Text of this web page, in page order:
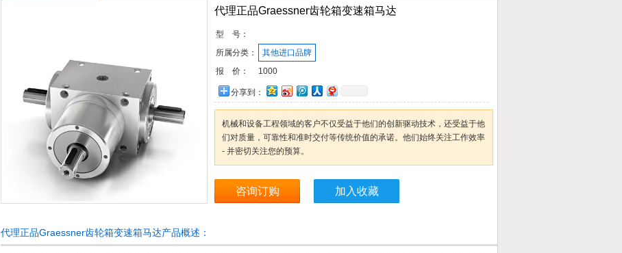
代理正品Graessner齿轮箱变速箱马达
型 号：
所属分类：
其他进口品牌
报 价：
1000
分享到：
机械和设备工程领域的客户不仅受益于他们的创新驱动技术，还受益于他
们对质量，可靠性和准时交付等传统价值的承诺。他们始终关注工作效率
- 并密切关注您的预算。
咨询订购 加入收藏
代理正品Graessner齿轮箱变速箱马达产品概述：